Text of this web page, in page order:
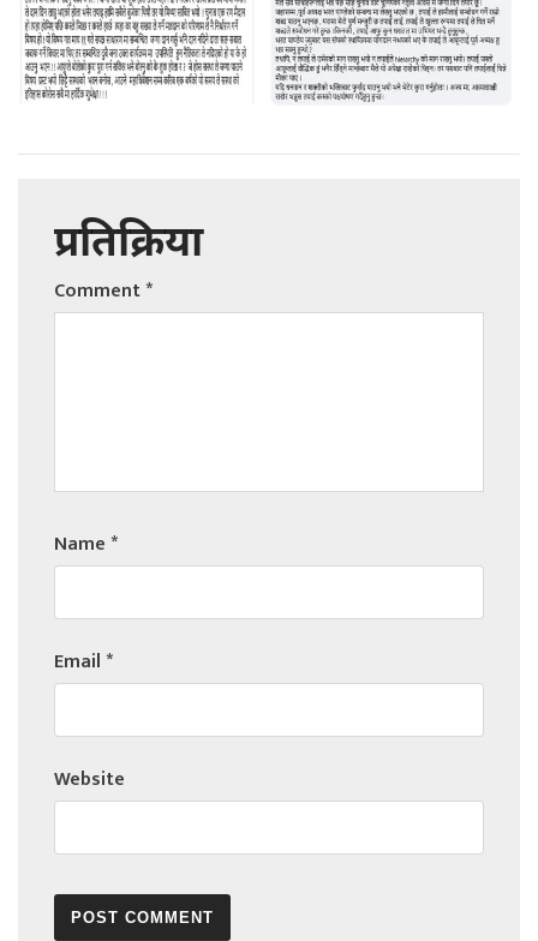
प्रतिक्रिया
Comment*
Name*
Email*
Website